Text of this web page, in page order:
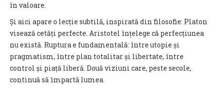
în valoare.
Și aici apare o lecție subtilă, inspirată din filosofie: Platon
visează cetăți perfecte. Aristotel înțelege că perfecțiunea
nu există. Ruptura e fundamentală: între utopie și
pragmatism, între plan totalitar și libertate, între
control și piață liberă. Două viziuni care, peste secole,
continuă să împartă lumea.